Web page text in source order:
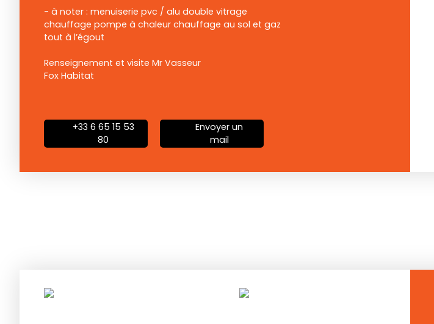
- à noter : menuiserie pvc / alu double vitrage
chauffage pompe à chaleur chauffage au sol et gaz
tout à l’égout
Renseignement et visite Mr Vasseur
Fox Habitat
+33 6 65 15 53
80
Envoyer un
mail